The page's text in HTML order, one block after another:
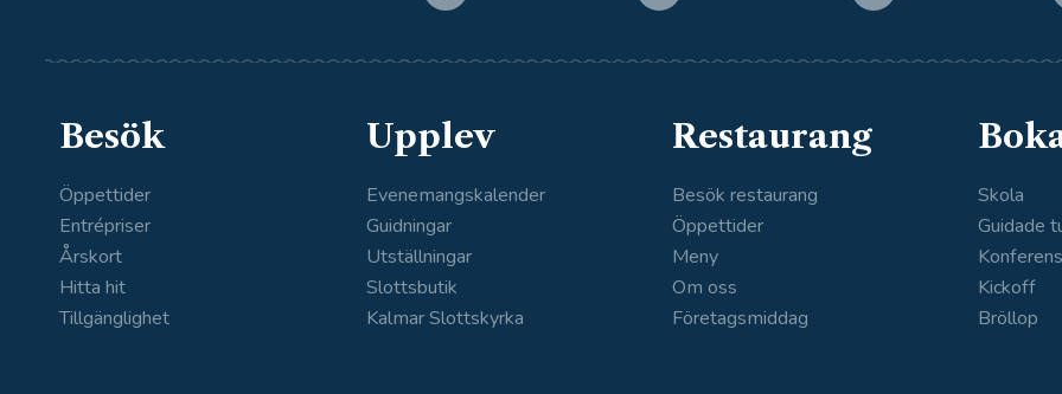
Besök
Öppettider
Entrépriser
Årskort
Hitta hit
Tillgänglighet
Upplev
Evenemangskalender
Guidningar
Utställningar
Slottsbutik
Kalmar Slottskyrka
Restaurang
Besök restaurang
Öppettider
Meny
Om oss
Företagsmiddag
Skola
Guidade
Kickoff
Bröllop